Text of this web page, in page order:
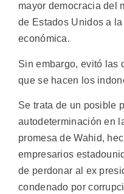
mayor democracia del
de Estados Unidos a
económica.
Sin embargo, evitó las
que se hacen los
Se trata de un posible
autodeterminación en
promesa de Wahid,
empresarios
de perdonar al ex
condenado por